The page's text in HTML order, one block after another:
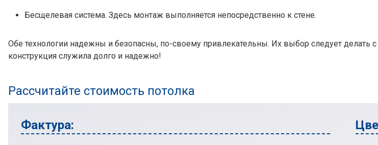
Бесщелевая система. Здесь монтаж выполняется непосредственно к стене.
Обе технологии надежны и безопасны, по-своему привлекательны. Их выбор следует делать
конструкция служила долго и надежно!
Рассчитайте стоимость потолка
Фактура: